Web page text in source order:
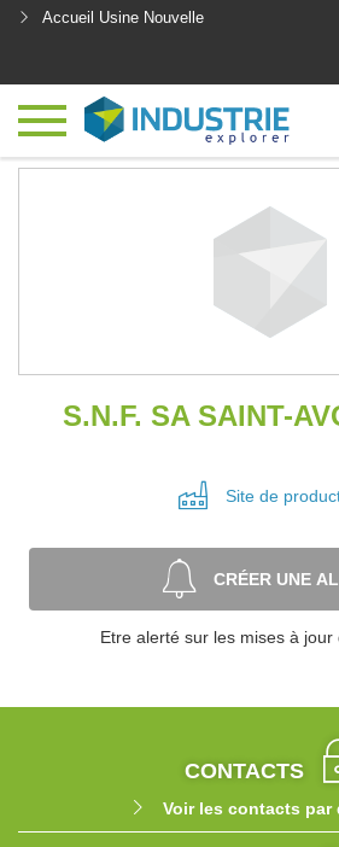
Accueil Usine Nouvelle
S.N.F. SA SAINT-
Site de
CRÉER UNE
Etre alerté sur les mises à jour
CONTACTS
Voir les contacts par